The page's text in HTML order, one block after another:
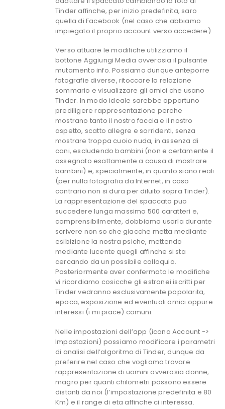
Tinder affinche, per inizio predefinita, saro
quella di Facebook (nel caso che abbiamo
impiegato il proprio account verso accedere).
Verso attuare le modifiche utilizziamo il
bottone Aggiungi Media ovverosia il pulsante
mutamento info. Possiamo dunque anteporre
fotografie diverse, ritoccare la relazione
sommario e visualizzare gli amici che usano
Tinder. In modo ideale sarebbe opportuno
prediligere rappresentazione perche
mostrano tanto il nostro faccia e il nostro
aspetto, scatto allegre e sorridenti, senza
mostrare troppa cuoio nuda, in assenza di
cani, escludendo bambini (non e certamente il
assegnato esattamente a causa di mostrare
bambini) e, specialmente, in quanto siano reali
(per nulla fotografia da Internet, in caso
contrario non si dura per diluito sopra Tinder).
La rappresentazione del spaccato puo
succedere lunga massimo 500 caratteri e,
comprensibilmente, dobbiamo usarla durante
scrivere non so che giacche metta mediante
esibizione la nostra psiche, mettendo
mediante lucente quegli affinche si sta
cercando da un possibile colloquio.
Posteriormente aver confermato le modifiche
vi ricordiamo cosicche gli estranei iscritti per
Tinder vedranno esclusivamente popolarita,
epoca, esposizione ed eventuali amici oppure
interessi (i mi piace) comuni.
Nelle impostazioni dell’app (icona Account ->
Impostazioni) possiamo modificare i parametri
di analisi dell’algoritmo di Tinder, dunque da
preferire nel caso che vogliamo trovare
rappresentazione di uomini ovverosia donne,
magro per quanti chilometri possono essere
distanti da noi (l’impostazione predefinita e 80
Km) e il range di eta affinche ci interessa.